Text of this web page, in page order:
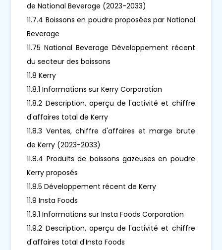
de National Beverage (2023-2033)
11.7.4 Boissons en poudre proposées par National
Beverage
11.75 National Beverage Développement récent
du secteur des boissons
11.8 Kerry
11.8.1 Informations sur Kerry Corporation
11.8.2 Description, aperçu de l'activité et chiffre
d'affaires total de Kerry
11.8.3 Ventes, chiffre d'affaires et marge brute
de Kerry (2023-2033)
11.8.4 Produits de boissons gazeuses en poudre
Kerry proposés
11.8.5 Développement récent de Kerry
11.9 Insta Foods
11.9.1 Informations sur Insta Foods Corporation
11.9.2 Description, aperçu de l'activité et chiffre
d'affaires total d'Insta Foods